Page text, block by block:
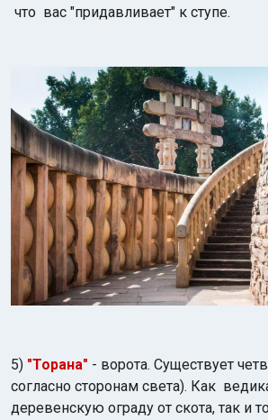
что вас "придавливает" к ступе.
5) "Торана" - ворота. Существует
согласно сторонам света). Как
деревенскую ограду от скота, так и